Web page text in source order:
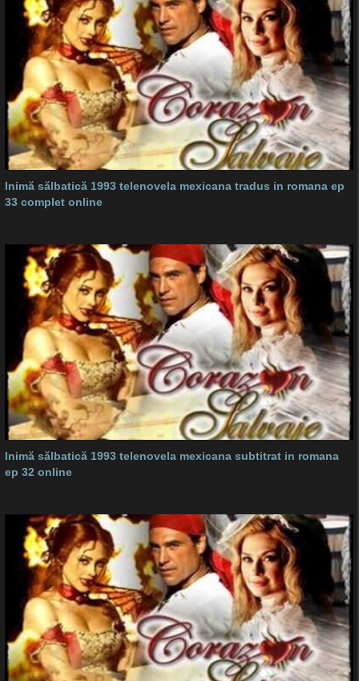
Inimă sălbatică 1993 telenovela mexicana tradus in romana ep
33 complet online
Inimă sălbatică 1993 telenovela mexicana subtitrat in romana
ep 32 online